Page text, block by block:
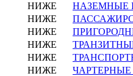
НИЖЕ
НАЗЕМНЫЕ
НИЖЕ
НИЖЕ
НИЖЕ
НИЖЕ
НИЖЕ